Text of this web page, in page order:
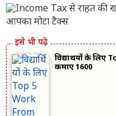
विद्यार्थियों के
कमाए 1600